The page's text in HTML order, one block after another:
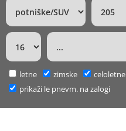
letne zimske
celoletne
prikaži le pnevm. na zalogi